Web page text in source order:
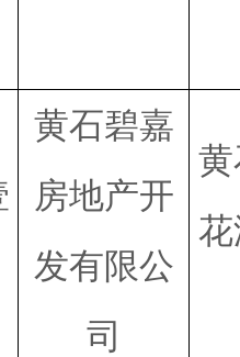
黄石碧嘉
房地产开
发有限公
司